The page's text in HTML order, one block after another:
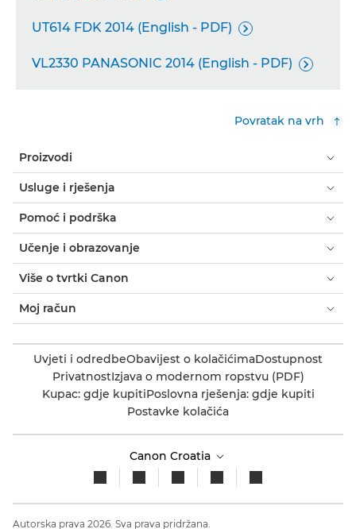
UT614 FDK 2014 (English - PDF) 
VL2330 PANASONIC 2014 (English - PDF) 
Povratak na vrh
Proizvodi
Usluge i rješenja
Pomoć i podrška
Učenje i obrazovanje
Više o tvrtki Canon
Moj račun
Uvjeti i odredbeObavijest o kolačićimaDostupnost
PrivatnostIzjava o modernom ropstvu (PDF)
Kupac: gdje kupitiPoslovna rješenja: gdje kupiti
Postavke kolačića
Canon Croatia
Autorska prava 2026. Sva prava pridržana.